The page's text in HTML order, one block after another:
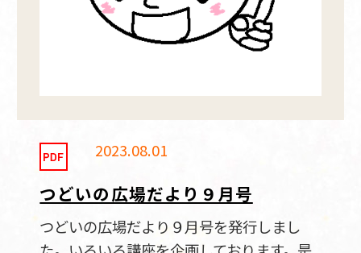
2023.08.01
つどいの広場だより９月号
つどいの広場だより９月号を発行しまし